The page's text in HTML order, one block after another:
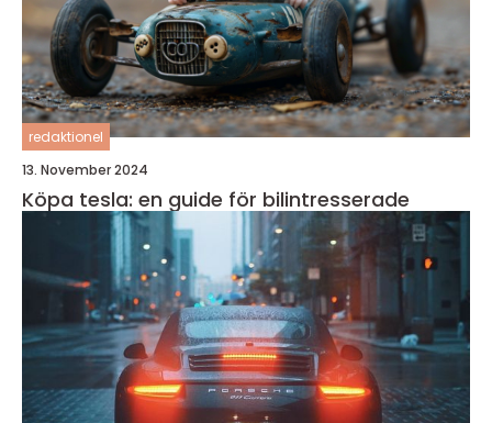
redaktionel
13. November 2024
Köpa tesla: en guide för bilintresserade